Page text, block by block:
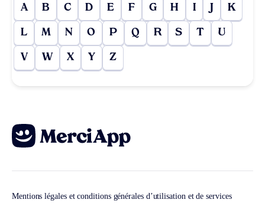
A B C D E F G H I J K
L M N O P Q R S T U
V W X Y Z
Mentions légales et conditions générales d’utilisation et de services